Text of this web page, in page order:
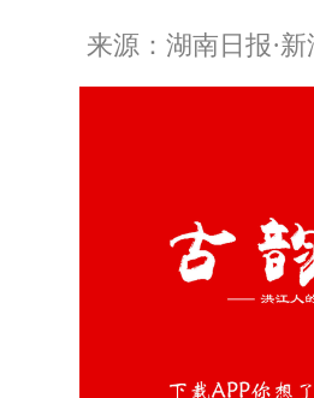
来源：湖南日报·